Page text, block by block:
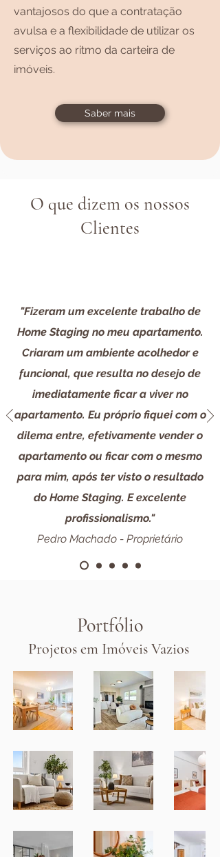
vantajosos do que a contratação
avulsa e a flexibilidade de utilizar os
serviços ao ritmo da carteira de
imóveis.
Saber mais
O que dizem os nossos
Clientes
"Fizeram um excelente trabalho de
Home Staging no meu apartamento.
Criaram um ambiente acolhedor e
funcional, que resulta no desejo de
imediatamente ficar a viver no
apartamento. Eu próprio fiquei com o
dilema entre, efetivamente vender o
apartamento ou ficar com o mesmo
para mim, após ter visto o resultado
do Home Staging. E excelente
profissionalismo."
Pedro Machado - Proprietário
Portfólio
Projetos em Imóveis Vazios